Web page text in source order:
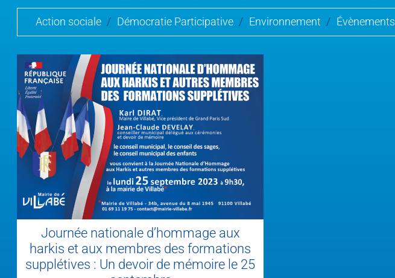
Action sociale / Démocratie Participative / Environnement / Évènements
Journée nationale d’hommage aux
harkis et aux membres des formations
supplétives : Un devoir de mémoire le 25